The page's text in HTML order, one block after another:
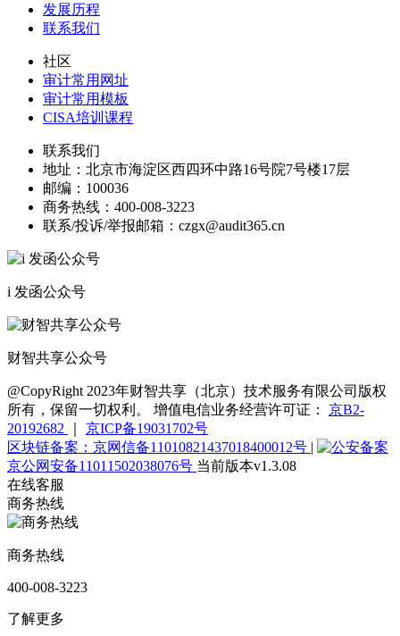
发展历程
联系我们
社区
审计常用网址
审计常用模板
CISA培训课程
联系我们
地址： 北京市海淀区西四环中路16号院7号楼17层
邮编： 100036
商务热线： 400-008-3223
联系/投诉/举报邮箱： czgx@audit365.cn
i 发函公众号
财智共享公众号
@CopyRight 2023年财智共享（北京）技术服务有限公司版权
所有，保留一切权利。 增值电信业务经营许可证： 京B2-
20192682
京ICP备19031702号
区块链备案：京网信备11010821437018400012号 |
京公网安备11011502038076号 当前版本v1.3.08
在线客服
商务热线
商务热线
400-008-3223
了解更多